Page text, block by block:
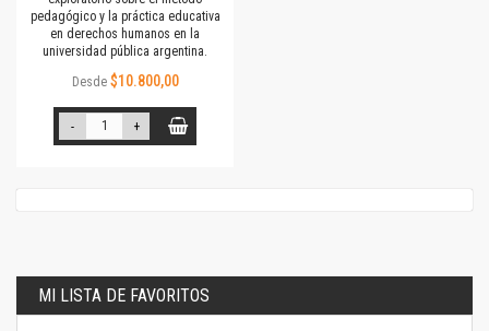
pedagógico y la práctica educativa
en derechos humanos en la
universidad pública argentina.
Desde $10.800,00
- +
MI LISTA DE FAVORITOS